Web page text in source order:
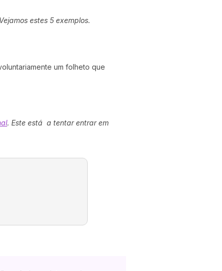
Vejamos estes 5 exemplos.
um folheto que
. Este está a tentar entrar em